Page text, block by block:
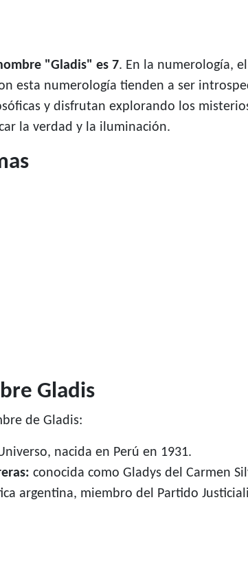
"Gladis" es 7. En la numerología,
esta numerología tienden a ser
y disfrutan explorando los
la verdad y la iluminación.
Gladis
de Gladis:
nacida en Perú en 1931.
conocida como Gladys del Carmen
argentina, miembro del Partido